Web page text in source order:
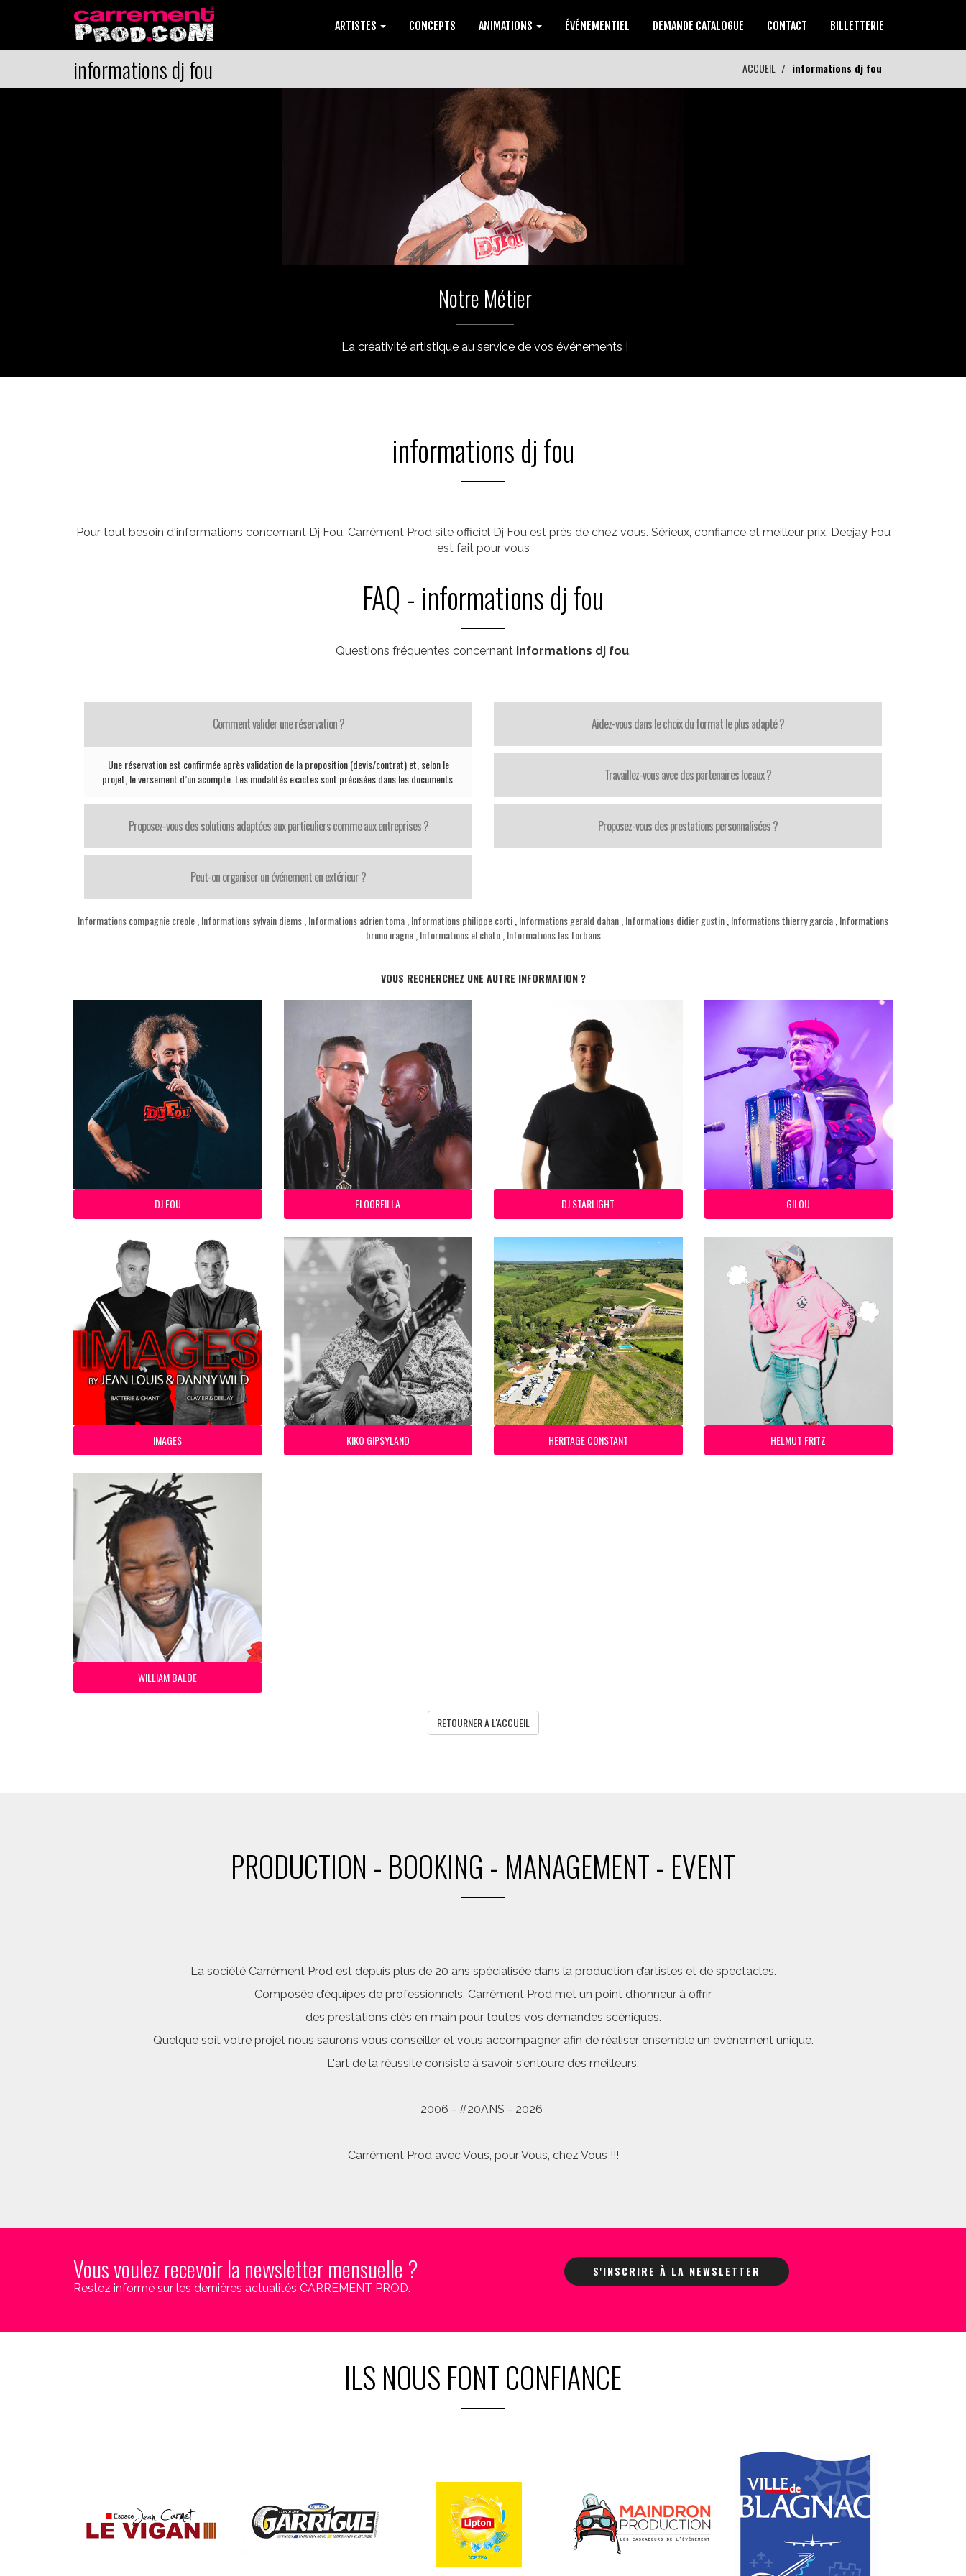
ARTISTES CONCEPTS ANIMATIONS ÉVÉNEMENTIEL DEMANDE CATALOGUE CONTACT BILLETTERIE
informations dj fou ACCUEIL informations dj fou
Notre Métier
La créativité artistique au service de vos événements !
informations dj fou
Pour tout besoin d'informations concernant Dj Fou, Carrément Prod site officiel Dj Fou est près de chez vous. Sérieux, confiance et meilleur prix. Deejay Fou
est fait pour vous
FAQ - informations dj fou
Questions fréquentes concernant informations dj fou.
Comment valider une réservation ?
Une réservation est confirmée après validation de la proposition (devis/contrat) et, selon le
projet, le versement d’un acompte. Les modalités exactes sont précisées dans les documents.
Proposez-vous des solutions adaptées aux particuliers comme aux entreprises ?
Peut-on organiser un événement en extérieur ?
Aidez-vous dans le choix du format le plus adapté ?
Travaillez-vous avec des partenaires locaux ?
Proposez-vous des prestations personnalisées ?
Informations compagnie creole Informations sylvain diems Informations adrien toma Informations philippe corti Informations gerald dahan Informations didier gustin Informations thierry garcia Informations
bruno iragne, Informations el chato, Informations les forbans
VOUS RECHERCHEZ UNE AUTRE INFORMATION ?
DJ FOU FLOORFILLA DJ STARLIGHT GILOU
IMAGES KIKO GIPSYLAND HERITAGE CONSTANT HELMUT FRITZ
WILLIAM BALDE
RETOURNER A L'ACCUEIL
PRODUCTION - BOOKING - MANAGEMENT - EVENT
La société Carrément Prod est depuis plus de 20 ans spécialisée dans la production d’artistes et de spectacles.
Composée d’équipes de professionnels, Carrément Prod met un point d’honneur à offrir
des prestations clés en main pour toutes vos demandes scéniques.
Quelque soit votre projet nous saurons vous conseiller et vous accompagner afin de réaliser ensemble un évènement unique.
L'art de la réussite consiste à savoir s'entoure des meilleurs.
2006 - #20ANS - 2026
Carrément Prod avec Vous, pour Vous, chez Vous !!!
Vous voulez recevoir la newsletter mensuelle ?
Restez informé sur les dernières actualités CARREMENT PROD.
S'INSCRIRE À LA NEWSLETTER
ILS NOUS FONT CONFIANCE